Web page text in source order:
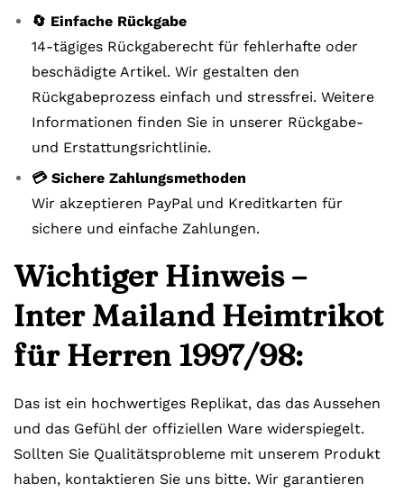
🔄 Einfache Rückgabe
14-tägiges Rückgaberecht für fehlerhafte oder
beschädigte Artikel. Wir gestalten den
Rückgabeprozess einfach und stressfrei. Weitere
Informationen finden Sie in unserer Rückgabe-
und Erstattungsrichtlinie.
💳 Sichere Zahlungsmethoden
Wir akzeptieren PayPal und Kreditkarten für
sichere und einfache Zahlungen.
Wichtiger Hinweis –
Inter Mailand Heimtrikot
für Herren 1997/98:
Das ist ein hochwertiges Replikat, das das Aussehen
und das Gefühl der offiziellen Ware widerspiegelt.
Sollten Sie Qualitätsprobleme mit unserem Produkt
haben, kontaktieren Sie uns bitte. Wir garantieren